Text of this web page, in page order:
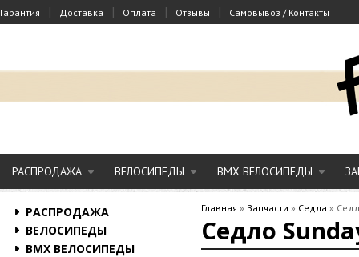
Гарантия | Доставка | Оплата | Отзывы | Самовывоз / Контакты
РАСПРОДАЖА ВЕЛОСИПЕДЫ BMX ВЕЛОСИПЕДЫ
РАСПРОДАЖА
ВЕЛОСИПЕДЫ
BMX ВЕЛОСИПЕДЫ
Главная » Запчасти » Седла »
Седло